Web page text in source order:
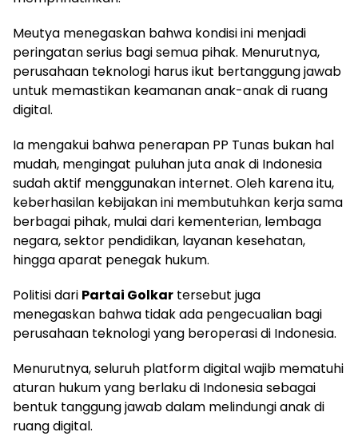
Meutya menegaskan bahwa kondisi ini menjadi
peringatan serius bagi semua pihak. Menurutnya,
perusahaan teknologi harus ikut bertanggung jawab
untuk memastikan keamanan anak-anak di ruang
digital.
Ia mengakui bahwa penerapan PP Tunas bukan hal
mudah, mengingat puluhan juta anak di Indonesia
sudah aktif menggunakan internet. Oleh karena itu,
keberhasilan kebijakan ini membutuhkan kerja sama
berbagai pihak, mulai dari kementerian, lembaga
negara, sektor pendidikan, layanan kesehatan,
hingga aparat penegak hukum.
Politisi dari Partai Golkar tersebut juga
menegaskan bahwa tidak ada pengecualian bagi
perusahaan teknologi yang beroperasi di Indonesia.
Menurutnya, seluruh platform digital wajib mematuhi
aturan hukum yang berlaku di Indonesia sebagai
bentuk tanggung jawab dalam melindungi anak di
ruang digital.